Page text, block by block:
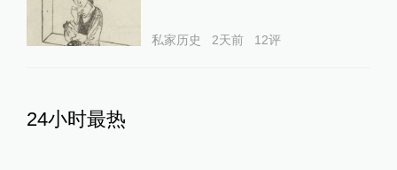
私家历史 2天前 12评
24小时最热